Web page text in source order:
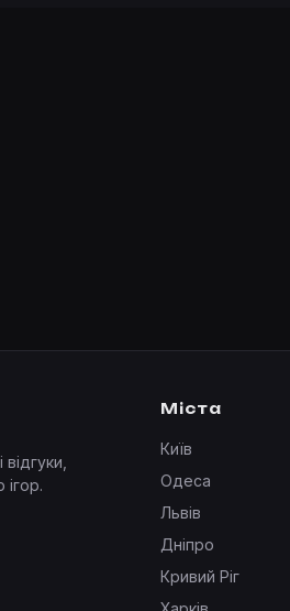
ігор.
Міста
Київ
Одеса
Львів
Дніпро
Кривий Ріг